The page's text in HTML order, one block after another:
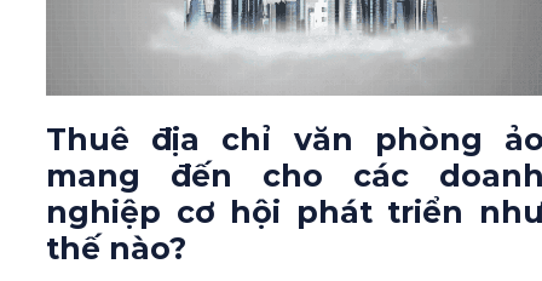
Thuê địa chỉ văn phòng
mang đến cho các
nghiệp cơ hội phát triển
thế nào?